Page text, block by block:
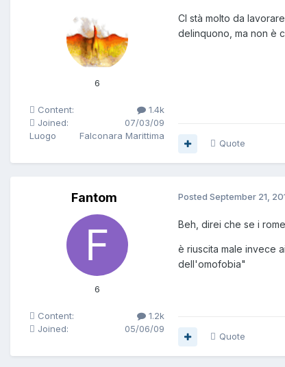
6
Content:
1.4k
Joined:
07/03/09
Luogo
Falconara Marittima
CI stà molto da
delinquono, ma non è
Quote
Fantom
6
Content:
1.2k
Joined:
05/06/09
Posted September 21,
Beh, direi che se i
è riuscita male invece
dell'omofobia"
Quote